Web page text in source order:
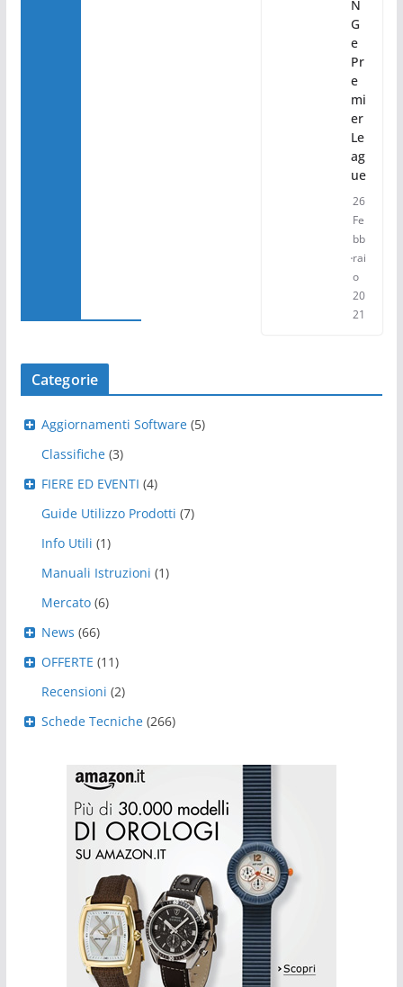
N
G
e
Pr
e
mi
er
Le
ag
ue
26
Fe
bb
rai
o
20
21
Categorie
Aggiornamenti Software (5)
Classifiche (3)
FIERE ED EVENTI (4)
Guide Utilizzo Prodotti (7)
Info Utili (1)
Manuali Istruzioni (1)
Mercato (6)
News (66)
OFFERTE (11)
Recensioni (2)
Schede Tecniche (266)